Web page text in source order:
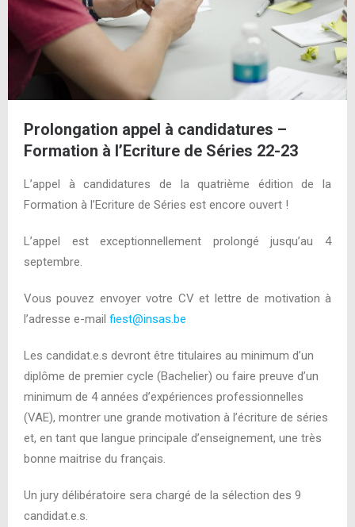
Prolongation appel à candidatures –
Formation à l’Ecriture de Séries 22-23
L’appel à candidatures de la quatrième édition de la
Formation à l’Ecriture de Séries est encore ouvert !
L’appel est exceptionnellement prolongé jusqu’au 4
septembre.
Vous pouvez envoyer votre CV et lettre de motivation à
l’adresse e-mail fiest@insas.be
Les candidat.e.s devront être titulaires au minimum d’un
diplôme de premier cycle (Bachelier) ou faire preuve d’un
minimum de 4 années d’expériences professionnelles
(VAE), montrer une grande motivation à l’écriture de séries
et, en tant que langue principale d’enseignement, une très
bonne maitrise du français.
Un jury délibératoire sera chargé de la sélection des 9
candidat.e.s.